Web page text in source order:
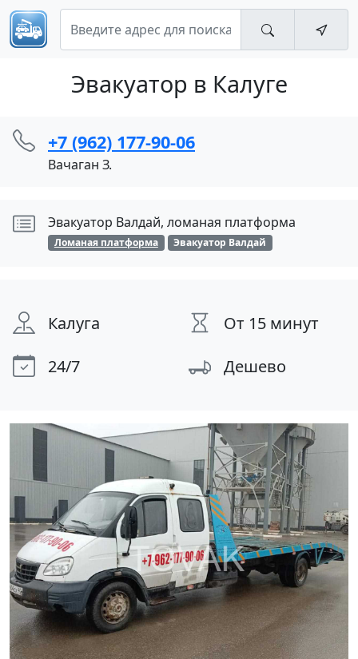
Эвакуатор в Калуге
+7 (962) 177-90-06
Вачаган З.
Эвакуатор Валдай, ломаная платформа
Ломаная платформа Эвакуатор Валдай
Калуга
От 15 минут
24/7
Дешево